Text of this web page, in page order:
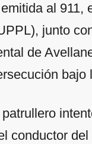
al
junto
de
bajo
conductor